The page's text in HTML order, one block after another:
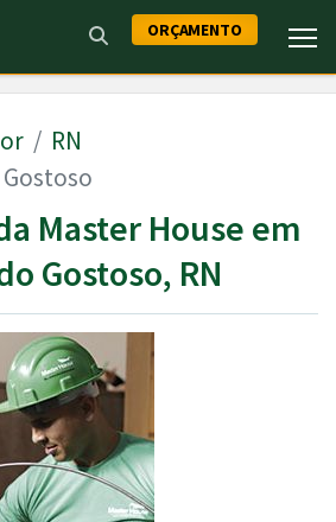
ORÇAMENTO
RN
Master House em
Gostoso, RN